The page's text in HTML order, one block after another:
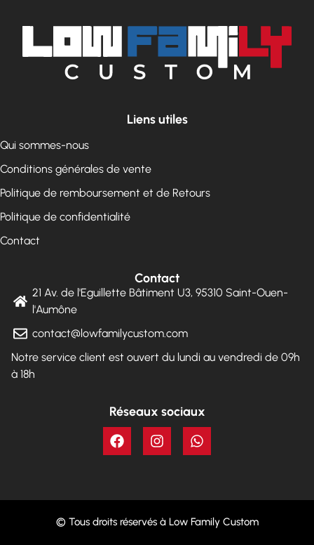
Liens utiles
Qui sommes-nous
Conditions générales de vente
Politique de remboursement et de Retours
Politique de confidentialité
Contact
Contact
21 Av. de l'Eguillette Bâtiment U3, 95310 Saint-Ouen-
l'Aumône
contact@lowfamilycustom.com
Notre service client est ouvert du lundi au vendredi de 09h
à 18h
Réseaux sociaux
© Tous droits réservés à Low Family Custom